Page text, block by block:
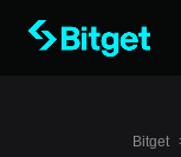
Bitget